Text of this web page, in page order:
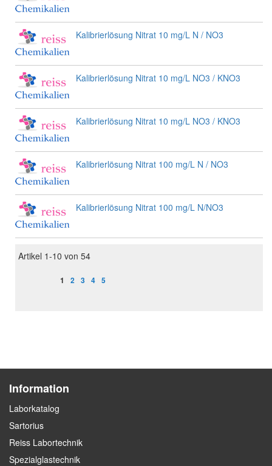
Kalibrierlösung Nitrat 10 mg/L N / NO3
Kalibrierlösung Nitrat 10 mg/L NO3 / KNO3
Kalibrierlösung Nitrat 10 mg/L NO3 / KNO3
Kalibrierlösung Nitrat 100 mg/L N / NO3
Kalibrierlösung Nitrat 100 mg/L N/NO3
Artikel 1-10 von 54
1 2 3 4 5
Information
Laborkatalog
Sartorius
Reiss Labortechnik
Spezialglastechnik